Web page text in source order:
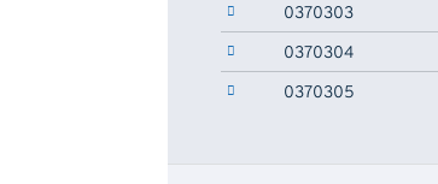
0370303
0370304
0370305